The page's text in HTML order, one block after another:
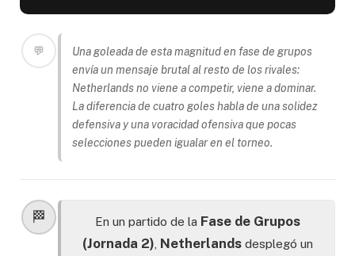
💬
Una goleada de esta magnitud en fase de grupos
envía un mensaje brutal al resto de los rivales:
Netherlands no viene a competir, viene a dominar.
La diferencia de cuatro goles habla de una solidez
defensiva y una voracidad ofensiva que pocas
selecciones pueden igualar en el torneo.
🏁 En un partido de la Fase de Grupos
(Jornada 2) Netherlands desplegó un